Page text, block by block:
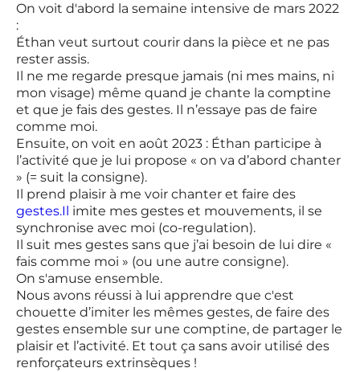
On voit d'abord la semaine intensive de mars 2022
:
Éthan veut surtout courir dans la pièce et ne pas
rester assis.
Il ne me regarde presque jamais (ni mes mains, ni
mon visage) même quand je chante la comptine
et que je fais des gestes. Il n’essaye pas de faire
comme moi.
Ensuite, on voit en août 2023 : Éthan participe à
l’activité que je lui propose « on va d’abord chanter
» (= suit la consigne).
Il prend plaisir à me voir chanter et faire des
gestes.Il imite mes gestes et mouvements, il se
synchronise avec moi (co-regulation).
Il suit mes gestes sans que j’ai besoin de lui dire «
fais comme moi » (ou une autre consigne).
On s'amuse ensemble.
Nous avons réussi à lui apprendre que c'est
chouette d’imiter les mêmes gestes, de faire des
gestes ensemble sur une comptine, de partager le
plaisir et l’activité. Et tout ça sans avoir utilisé des
renforçateurs extrinsèques !